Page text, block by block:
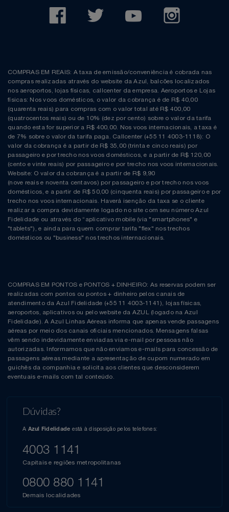
COMPRAS EM REAIS: A taxa de emissão/conveniência é cobrada nas
compras realizadas através do website da Azul, balcões localizados
nos aeroportos, lojas físicas, callcenter da empresa. Aeroportos e Lojas
físicas: Nos voos domésticos, o valor da cobrança é de R$ 40,00
(quarenta reais) para compras com o valor total até R$ 400,00
(quatrocentos reais) ou de 10% (dez por cento) sobre o valor da tarifa
quando esta for superior a R$ 400,00. Nos voos internacionais, a taxa é
de 7% sobre o valor da tarifa paga. Callcenter (+55 11 4003-1118): O
valor da cobrança é a partir de R$ 35,00 (trinta e cinco reais) por
passageiro e por trecho nos voos domésticos, e a partir de R$ 120,00
(cento e vinte reais) por passageiro e por trecho nos voos internacionais.
Website: O valor da cobrança é a partir de R$ 9,90
(nove reais e noventa centavos) por passageiro e por trecho nos voos
domésticos, e a partir de R$ 50,00 (cinquenta reais) por passageiro e por
trecho nos voos internacionais. Haverá isenção da taxa se o cliente
realizar a compra devidamente logado no site com seu número Azul
Fidelidade ou através do “aplicativo mobile (via "smartphones" e
"tablets"), e ainda para quem comprar tarifa "flex" nos trechos
domésticos ou "business" nos trechos internacionais.
COMPRAS EM PONTOS e PONTOS + DINHEIRO: As reservas podem ser
realizadas com pontos ou pontos + dinheiro pelos canais de
atendimento da Azul Fidelidade (+55 11 4003-1141), lojas físicas,
aeroportos, aplicativos ou pelo website da AZUL (logado na Azul
Fidelidade). A Azul Linhas Aéreas informa que apenas vende passagens
aéreas por meio dos canais oficiais mencionados. Mensagens falsas
vêm sendo indevidamente enviadas via e-mail por pessoas não
autorizadas. Informamos que não enviamos e-mails para concessão de
passagens aéreas mediante a apresentação de cupom numerado em
guichês da companhia e solicita aos clientes que desconsiderem
eventuais e-mails com tal conteúdo.
Dúvidas?
A Azul Fidelidade está à disposição pelos telefones:
4003 1141
Capitais e regiões metropolitanas
0800 880 1141
Demais localidades